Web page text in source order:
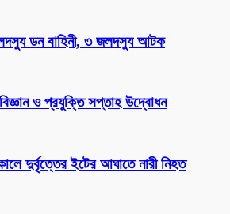
ডন বাহিনী, ৩ জলদস্যু আটক
ও প্রযুক্তি সপ্তাহ উদ্বোধন
দুর্বৃত্তের ইটের আঘাতে নারী নিহত